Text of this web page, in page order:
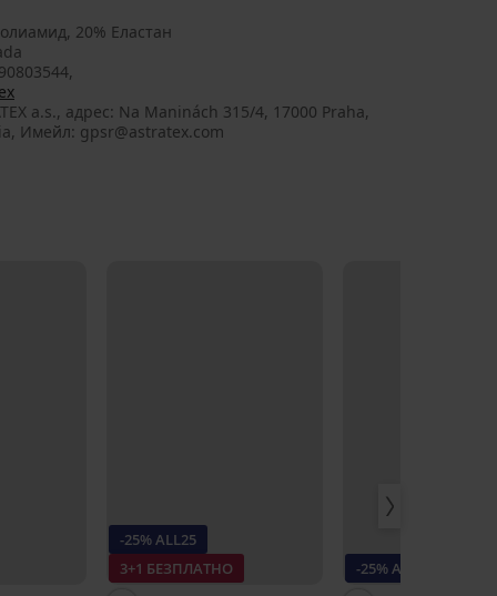
20% Еластан
a.s., aдрес: Na Maninách 315/4, 17000 Praha,
Имейл: gpsr@astratex.com
-25% ALL25
3+1 БЕЗПЛАТНО
-25% ALL25